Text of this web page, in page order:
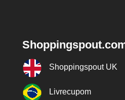
Shoppingspout UK
Livrecupom